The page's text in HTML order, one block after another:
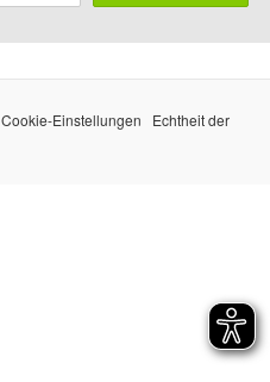
Cookie-Einstellungen
Echtheit der